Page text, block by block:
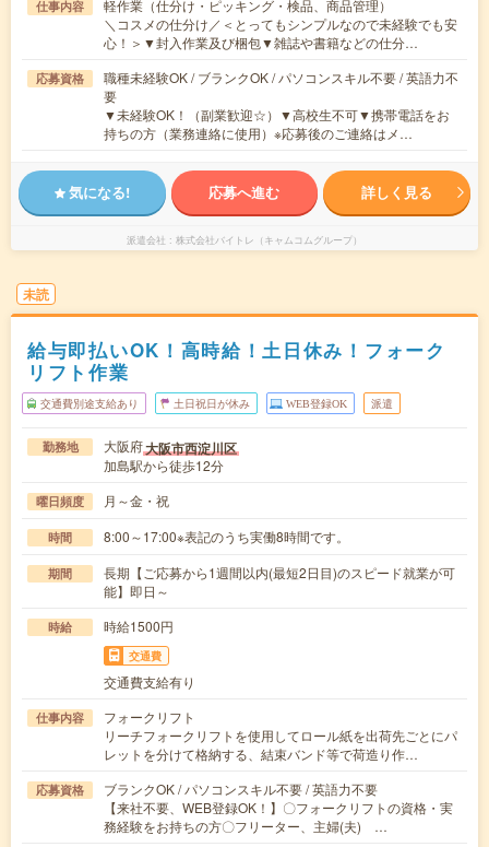
仕事内容
軽作業（仕分け・ピッキング・検品、商品管理）
＼コスメの仕分け／＜とってもシンプルなので未経験でも安
心！＞▼封入作業及び梱包▼雑誌や書籍などの仕分…
応募資格
職種未経験OK / ブランクOK / パソコンスキル不要 / 英語力不
要
▼未経験OK！（副業歓迎☆）▼高校生不可▼携帯電話をお
持ちの方（業務連絡に使用）※応募後のご連絡はメ…
気になる! 応募へ進む 詳しく見る
派遣会社 株式会社バイトレ（キャムコムグループ）
未読
給与即払いOK！高時給！土日休み！フォーク
リフト作業
交通費別途支給あり 土日祝日が休み WEB登録OK 派遣
勤務地 大阪府大阪市西淀川区
加島駅から徒歩12分
曜日頻度 月～金・祝
時間 8:00～17:00※表記のうち実働8時間です。
期間
長期【ご応募から1週間以内(最短2日目)のスピード就業が可
能】即日～
時給 時給1500円
交通費
交通費支給有り
仕事内容
フォークリフト
リーチフォークリフトを使用してロール紙を出荷先ごとにパ
レットを分けて格納する、結束バンド等で荷造り作…
応募資格
ブランクOK / パソコンスキル不要 / 英語力不要
【来社不要、WEB登録OK！】〇フォークリフトの資格・実
務経験をお持ちの方〇フリーター、主婦(夫) …